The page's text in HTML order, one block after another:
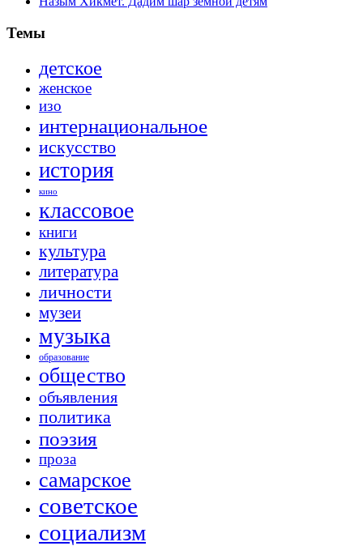
Темы
детское
женское
изо
интернациональное
искусство
история
кино
классовое
книги
культура
литература
личности
музеи
музыка
образование
общество
объявления
политика
поэзия
проза
самарское
советское
социализм